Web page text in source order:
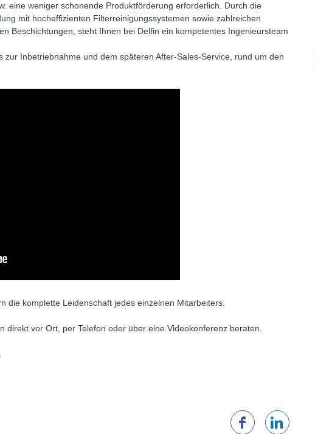
eine weniger schonende Produktförderung erforderlich. Durch die
mit hocheffizienten Filterreinigungssystemen sowie zahlreichen
Beschichtungen, steht Ihnen bei Delfin ein kompetentes Ingenieursteam
zur Inbetriebnahme und dem späteren After-Sales-Service, rund um den
die komplette Leidenschaft jedes einzelnen Mitarbeiters.
direkt vor Ort, per Telefon oder über eine Videokonferenz beraten.